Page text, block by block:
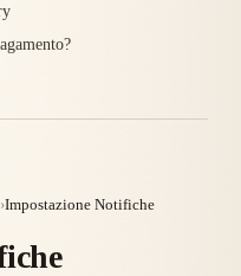
›Impostazione Notifiche